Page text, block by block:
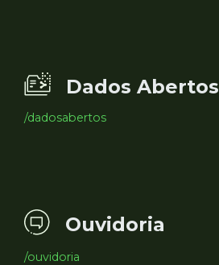
Dados Abertos
/dadosabertos
Ouvidoria
/ouvidoria